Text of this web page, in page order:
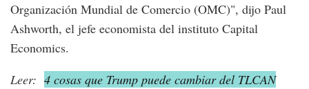
Organización Mundial de Comercio (OMC)", dijo Paul
Ashworth, el jefe economista del instituto Capital
Economics.
Leer: 4 cosas que Trump puede cambiar del TLCAN